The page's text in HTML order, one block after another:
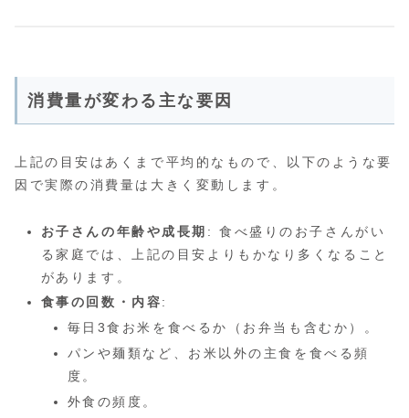
消費量が変わる主な要因
上記の目安はあくまで平均的なもので、以下のような要
因で実際の消費量は大きく変動します。
お子さんの年齢や成長期 : 食べ盛りのお子さんがい
る家庭では、上記の目安よりもかなり多くなること
があります。
食事の回数・内容:
毎日3食お米を食べるか（お弁当も含むか）。
パンや麺類など、お米以外の主食を食べる頻
度。
外食の頻度。